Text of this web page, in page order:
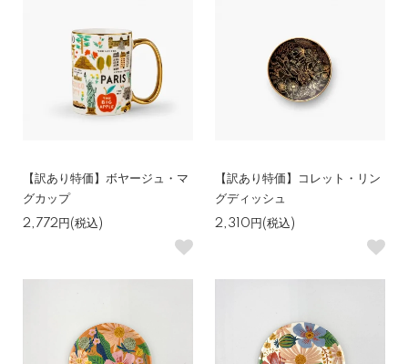
【訳あり特価】ボヤージュ・マ
グカップ
2,772円(税込)
【訳あり特価】コレット・リン
グディッシュ
2,310円(税込)